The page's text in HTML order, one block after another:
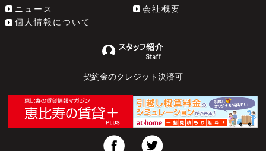
ニュース
会社概要
個人情報について
契約金のクレジット決済可